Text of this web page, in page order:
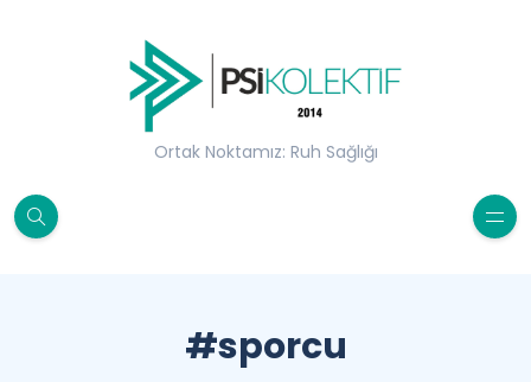
Ortak Noktamız: Ruh Sağlığı
#sporcu